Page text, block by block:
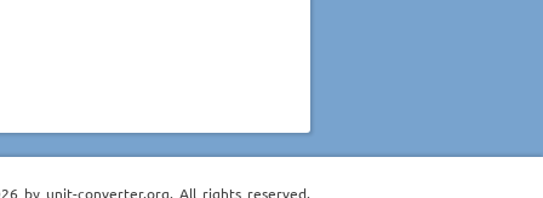
by unit-converter.org. All rights reserved.